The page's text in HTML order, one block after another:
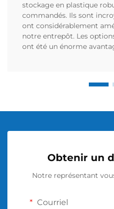
stockage en plastique
commandés. Ils sont
ont considérablement
notre entrepôt. Les
ont été un énorme
Obtenir un
Notre représentant
Courriel